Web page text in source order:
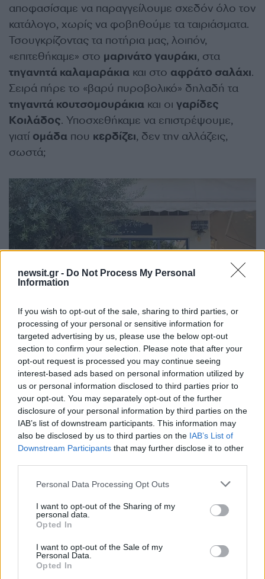
newsit.gr - Do Not Process My Personal
Information
If you wish to opt-out of the sale, sharing to third parties, or
processing of your personal or sensitive information for
targeted advertising by us, please use the below opt-out
section to confirm your selection. Please note that after your
opt-out request is processed you may continue seeing
interest-based ads based on personal information utilized by
us or personal information disclosed to third parties prior to
your opt-out. You may separately opt-out of the further
disclosure of your personal information by third parties on the
IAB’s list of downstream participants. This information may
also be disclosed by us to third parties on the IAB’s List of
Downstream Participants that may further disclose it to other
Please note that this website/app uses one or more Google
not limited to your visit or usage behaviour. You may click to
grant or deny consent to Google and its third-party tags to
use your data for below specified purposes in below Google
consent section.
Personal Data Processing Opt Outs
I want to opt-out of the Sharing of my
personal data.
Opted In
I want to opt-out of the Sale of my
Personal Data.
Opted In
αποφασίσαμε να παραγγείλουμε σχεδόν όλο τον
κατάλογο, χωρίς να φοβηθούμε τα ταιριάσματα.
Τσουγκρίζοντας τα ποτήρια μας, λοιπόν,
«επιτεθήκαμε» στο μαρινάτο γαυράκι, στα
τηγανητά καλαμαράκια και στο αφράτο σαλάχι.
Σειρά πήρε το «βαρύ πυροβολικό» δηλαδή τα
τηγανιτά κουτσομουράκια και οι γαρίδες
Κοιλάδος. Υποσχεθήκαμε να επιστρέψουμε,
γιατί ομάδα που κερδίζει, δεν την αλλάζεις,
σωστά;
Στο Ουζερί του Κώστα δοκιμάσαμε μαρινάτο γαυράκι,
τηγανητά καλαμαράκια και αφράτο σαλάχι
Αν είσαι και εσύ Ακόλουθος του
ήλιου κερδίζεις
άνθρωπος μεζωντάνια, θετικότητα
ενθουσιασμόκαιαγάπηγια τηνελευθερία, ότι
δηλαδή πρεσβεύει και το
ανταμείβει μοναδικά και με άλλο τρόπο: τοΟύζο
Πλωμαρίουπροσκαλεί τους